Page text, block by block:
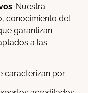
. Nuestra
conocimiento del
garantizan
a las
caracterizan por: